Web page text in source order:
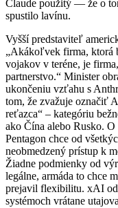
Claude použitý — že o
spustilo lavínu.
Vyšší predstaviteľ
„Akákoľvek firma, ktorá
vojakov v teréne, je
partnerstvo.“ Minister
ukončeniu vzťahu s
tom, že zvažuje označiť
reťazca“ – kategóriu
ako Čína alebo Rusko. O
Pentagon chce od
neobmedzený prístup k
Žiadne podmienky od
legálne, armáda to chce
prejavil flexibilitu. xAI od
systémoch vrátane